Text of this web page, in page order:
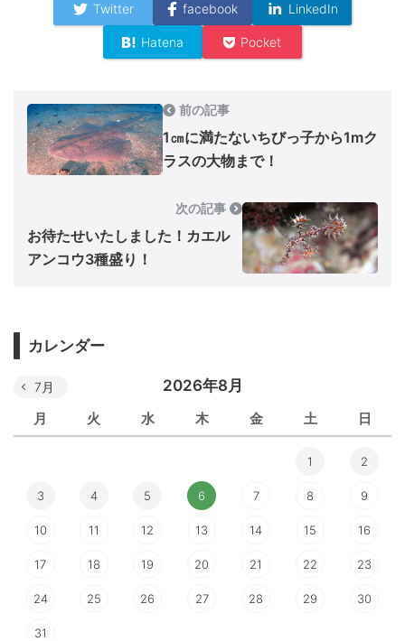
Twitter facebook LinkedIn
Hatena Pocket
前の記事
1㎝に満たないちびっ子から1mク
ラスの大物まで！
次の記事
お待たせいたしました！カエル
アンコウ3種盛り！
カレンダー
2026年8月
月 火 水 木 金 土 日
7月
1 2
3 4 5 6 7 8 9
10 11 12 13 14 15 16
17 18 19 20 21 22 23
24 25 26 27 28 29 30
31